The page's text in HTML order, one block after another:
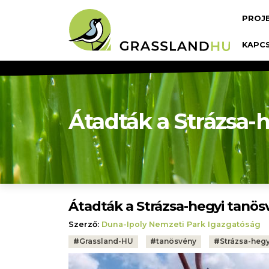
Fő
Átadták a Strázsa-
Átadták a Strázsa-hegyi
Szerző: Duna-Ipoly Nemzeti Park Igazgatóság
Tags:
#Grassland-HU #tanösvény #Strázsa-